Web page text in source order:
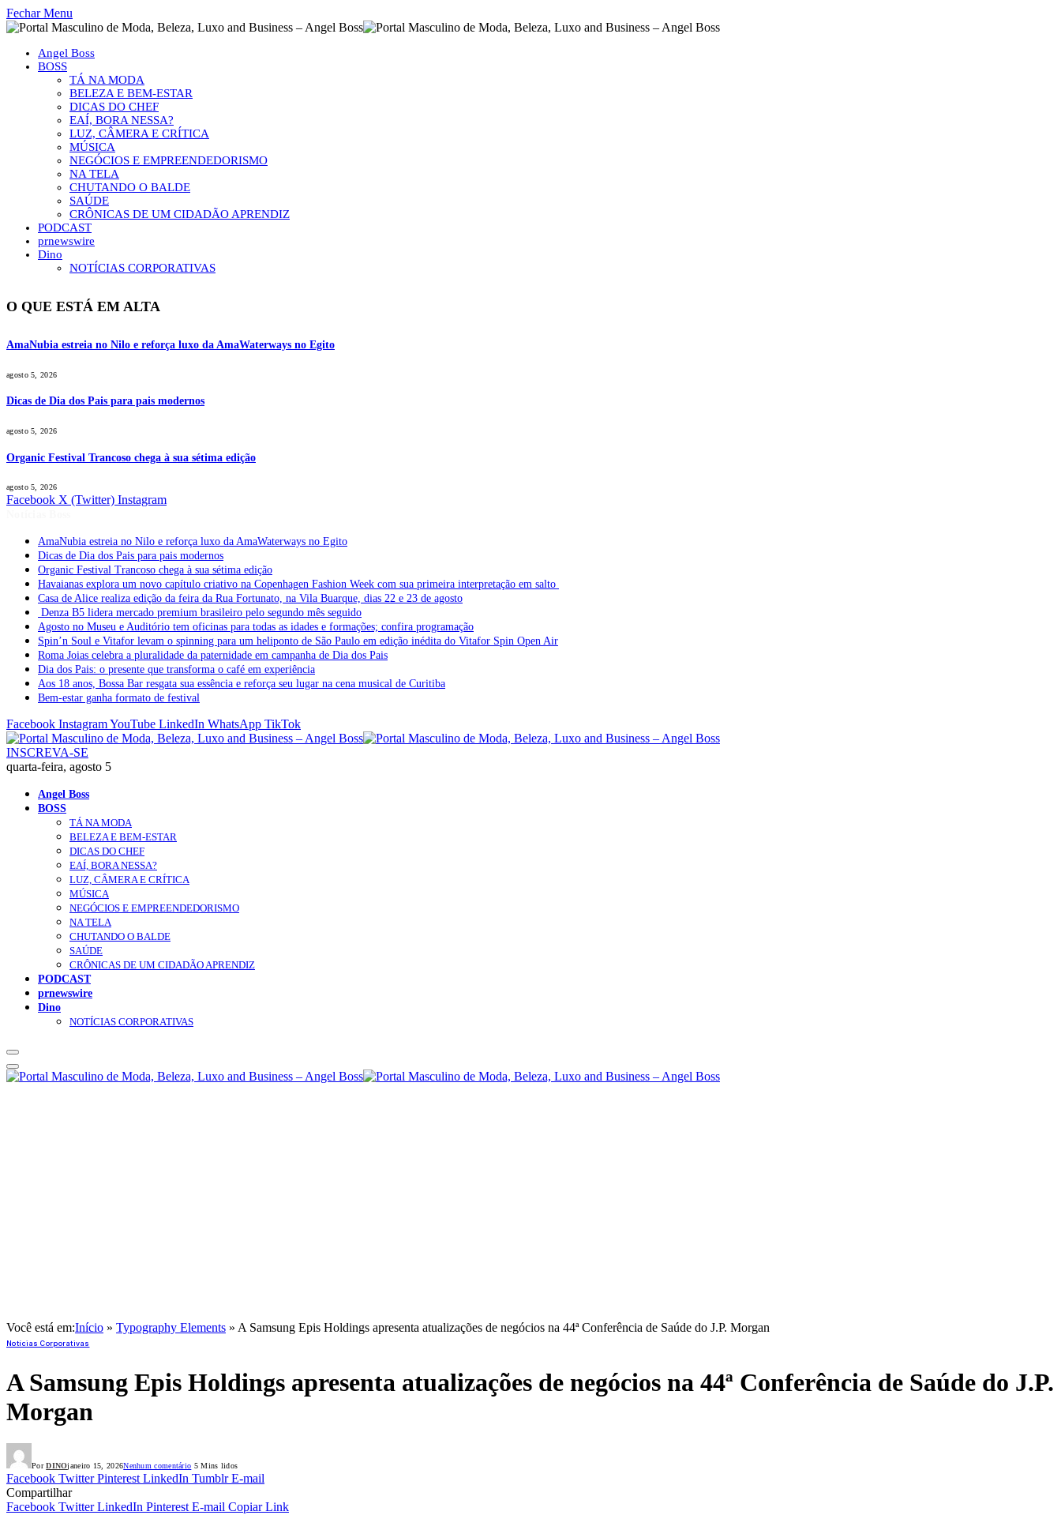
Fechar Menu
Angel Boss
BOSS
TÁ NA MODA
BELEZA E BEM-ESTAR
DICAS DO CHEF
EAÍ, BORA NESSA?
LUZ, CÂMERA E CRÍTICA
MÚSICA
NEGÓCIOS E EMPREENDEDORISMO
NA TELA
CHUTANDO O BALDE
SAÚDE
CRÔNICAS DE UM CIDADÃO APRENDIZ
PODCAST
prnewswire
Dino
NOTÍCIAS CORPORATIVAS
O QUE ESTÁ EM ALTA
AmaNubia estreia no Nilo e reforça luxo da AmaWaterways no Egito
agosto 5, 2026
Dicas de Dia dos Pais para pais modernos
agosto 5, 2026
Organic Festival Trancoso chega à sua sétima edição
agosto 5, 2026
Facebook X (Twitter) Instagram
AmaNubia estreia no Nilo e reforça luxo da AmaWaterways no Egito
Dicas de Dia dos Pais para pais modernos
Organic Festival Trancoso chega à sua sétima edição
Havaianas explora um novo capítulo criativo na Copenhagen Fashion Week com sua primeira interpretação em salto
Casa de Alice realiza edição da feira da Rua Fortunato, na Vila Buarque, dias 22 e 23 de agosto
Denza B5 lidera mercado premium brasileiro pelo segundo mês seguido
Agosto no Museu e Auditório tem oficinas para todas as idades e formações; confira programação
Spin’n Soul e Vitafor levam o spinning para um heliponto de São Paulo em edição inédita do Vitafor Spin Open Air
Roma Joias celebra a pluralidade da paternidade em campanha de Dia dos Pais
Dia dos Pais: o presente que transforma o café em experiência
Aos 18 anos, Bossa Bar resgata sua essência e reforça seu lugar na cena musical de Curitiba
Bem-estar ganha formato de festival
Facebook InstagramYouTube LinkedIn WhatsApp TikTok
INSCREVA-SE
quarta-feira, agosto 5
Angel Boss
BOSS
TÁ NA MODA
BELEZA E BEM-ESTAR
DICAS DO CHEF
EAÍ, BORA NESSA?
LUZ, CÂMERA E CRÍTICA
MÚSICA
NEGÓCIOS E EMPREENDEDORISMO
NA TELA
CHUTANDO O BALDE
SAÚDE
CRÔNICAS DE UM CIDADÃO APRENDIZ
PODCAST
prnewswire
Dino
NOTÍCIAS CORPORATIVAS
Você está em:Início » Typography Elements » A Samsung Epis Holdings apresenta atualizações de negócios na 44ª Conferência de Saúde do J.P. Morgan
Notícias Corporativas
A Samsung Epis Holdings apresenta atualizações de negócios na 44ª Conferência de Saúde do J.P.
Morgan
Por DINOjaneiro 15, 2026Nenhum comentário 5 Mins lidos
Facebook Twitter Pinterest LinkedIn Tumblr E-mail
Compartilhar
Facebook Twitter LinkedIn Pinterest E-mail Copiar Link